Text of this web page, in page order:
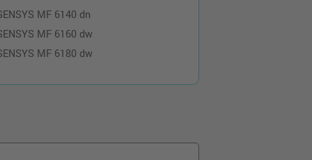
MF 6140 dn
MF 6160 dw
MF 6180 dw